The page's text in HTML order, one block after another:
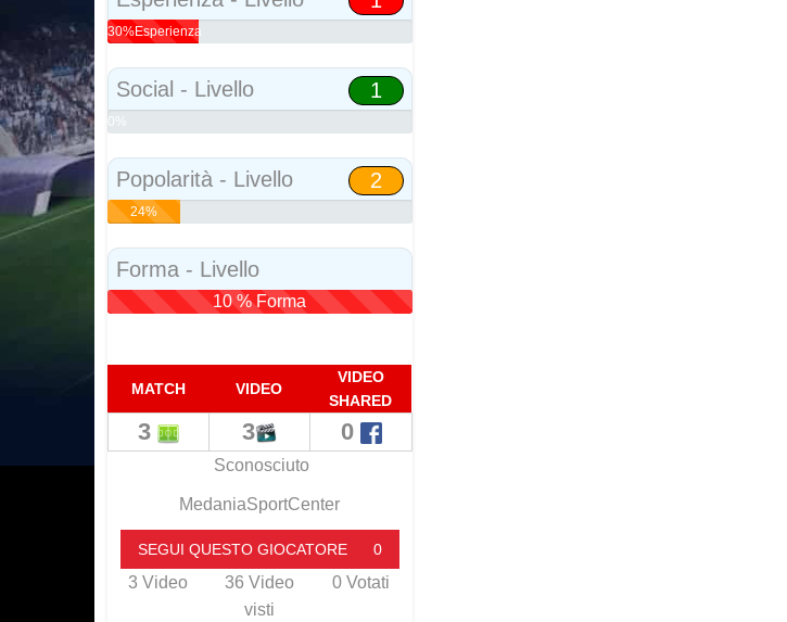
30%Esperienza
Social - Livello 1
0%
Popolarità - Livello 2
24%
Forma - Livello
10 % Forma
MATCH VIDEO
VIDEO
SHARED
3 3 0
Sconosciuto
MedaniaSportCenter
SEGUI QUESTO GIOCATORE 0
3 Video 36 Video
visti
0 Votati